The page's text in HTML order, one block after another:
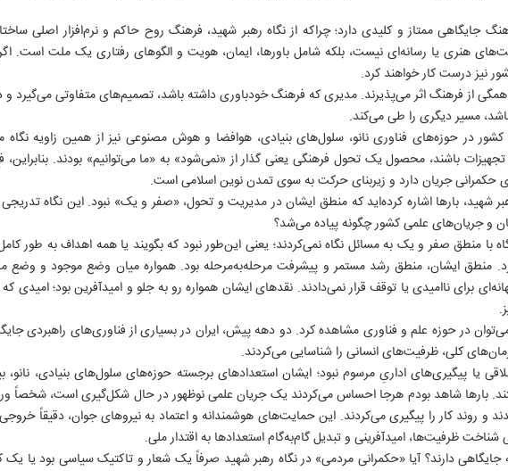
جایگاهی ممتاز و کلیدی دارد؛ چراکه از نگاه رهبر شهید، فرهنگ روح حاکم و نرم‌افزار اصلی
هنری یا رسانه‌ای نیست، بلکه شامل باورها، ایمان، هویت و الگوهای رفتاری یک ملت است. اگر
نیز درست کار خواهند کرد.
از فرهنگ اثر می‌پذیرند. مدیری که فرهنگ خودباوری داشته باشد، تصمیم‌های متفاوتی می‌گیرد و
مسیر دیگری را طی می‌کند.
در حوزه‌های فناوری نانو، سلول‌های بنیادی، هوافضا و هوش مصنوعی نیز از همین زاویه نگاه
باشند، محصول یک تحول فرهنگی یعنی گذار از «نمی‌شود» به «ما می‌توانیم» بودند. بنابراین،
جریان دارد و زیربنای حرکت به سوی تمدن نوین اسلامی است.
شهید، بارها اشاره کرده‌اید که منطق ایشان در مدیریت و تحول، «صفر و یک» نبود. این نگاه تدریجی
و جریان‌های علمی کشور چگونه پیاده می‌شد؟
با منطق صفر و یک به مسائل نگاه نمی‌کردند؛ یعنی این‌طور نبود که بگویند یا همه اهداف به طور
منطق ایشان، منطق رشد مستمر و پیشرفت مرحله‌به‌مرحله بود. همواره میان وضع موجود و وضع
برای ناامیدی یا توقف قرار نمی‌دادند. نقدهای ایشان همواره رو به جلو و امیدآفرین بود؛ امیدی
در حوزه علم و فناوری مشاهده کرد. دو دهه پیش، ایران در بسیاری از فناوری‌های راهبردی
کلی، ظرفیت‌های انسانی را شناسایی می‌کردند.
یا پیگیری‌های اداریِ مرسوم نبود؛ ایشان استعدادهای برجسته حوزه‌های سلول‌های بنیادی، نانو،
بارها شاهد بودم هرجا احساس می‌کردند یک جریان علمی نوظهور در حال شکل‌گیری است، شخصاً
و روند کار را پیگیری می‌کردند. این حمایت‌های هوشمندانه و اعتماد به نیروهای جوان، دقیقاً
ظرفیت‌ها، امیدآفرینی و تبدیل گام‌به‌گام استعدادها به اقتدار ملی.
دارند؟ آیا «حکمرانی مردمی» در نگاه رهبر شهید صرفاً یک شعار و تاکتیک سیاسی بود یا یک
۵